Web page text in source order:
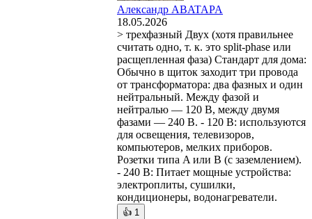
Александр ABATAPA
18.05.2026
> трехфазный Двух (хотя правильнее
считать одно, т. к. это split-phase или
расщепленная фаза) Стандарт для дома:
Обычно в щиток заходит три провода
от трансформатора: два фазных и один
нейтральный. Между фазой и
нейтралью — 120 В, между двумя
фазами — 240 В. - 120 В: используются
для освещения, телевизоров,
компьютеров, мелких приборов.
Розетки типа A или B (с заземлением).
- 240 В: Питает мощные устройства:
электроплиты, сушилки,
кондиционеры, водонагреватели.
👍 1